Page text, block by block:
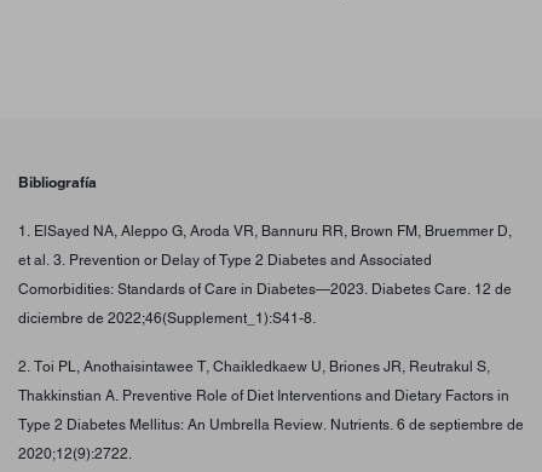
Bibliografía
1. ElSayed NA, Aleppo G, Aroda VR, Bannuru RR, Brown FM, Bruemmer D,
et al. 3. Prevention or Delay of Type 2 Diabetes and Associated
Comorbidities: Standards of Care in Diabetes—2023. Diabetes Care. 12 de
diciembre de 2022;46(Supplement_1):S41-8.
2. Toi PL, Anothaisintawee T, Chaikledkaew U, Briones JR, Reutrakul S,
Thakkinstian A. Preventive Role of Diet Interventions and Dietary Factors in
Type 2 Diabetes Mellitus: An Umbrella Review. Nutrients. 6 de septiembre de
2020;12(9):2722.